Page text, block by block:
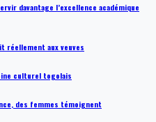
davantage l’excellence académique
réellement aux veuves
culturel togolais
des femmes témoignent